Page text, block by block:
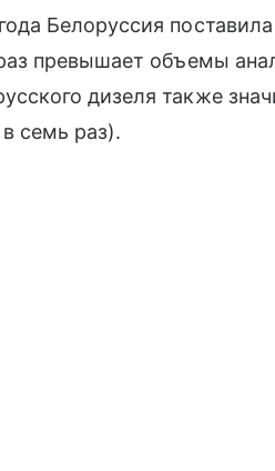
Белоруссия
превышает объемы
дизеля также
семь раз).